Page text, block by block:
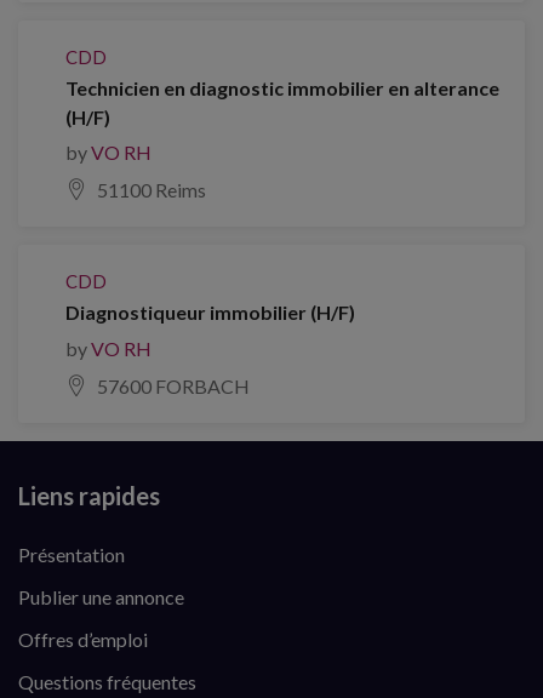
CDD
Technicien en diagnostic immobilier en alterance
(H/F)
byVO RH
51100 Reims
CDD
Diagnostiqueur immobilier (H/F)
byVO RH
57600 FORBACH
Liens rapides
Présentation
Publier une annonce
Offres d’emploi
Questions fréquentes